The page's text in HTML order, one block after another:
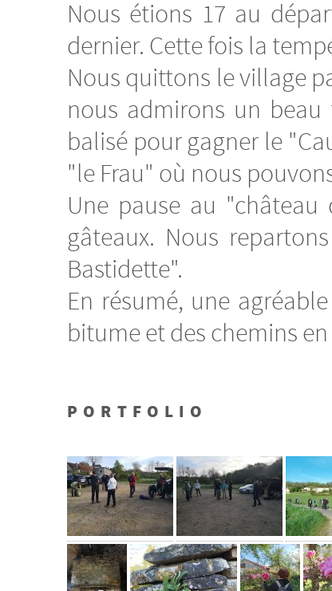
Nous étions 17 au
dernier. Cette fois la
Nous quittons le village
nous admirons un
balisé pour gagner le
"le Frau" où nous
Une pause au
gâteaux. Nous
Bastidette".
En résumé, une
bitume et des chemins
PORTFOLIO